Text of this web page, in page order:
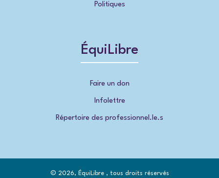
Politiques
ÉquiLibre
Faire un don
Infolettre
Répertoire des professionnel.le.s
© 2026, ÉquiLibre , tous droits réservés